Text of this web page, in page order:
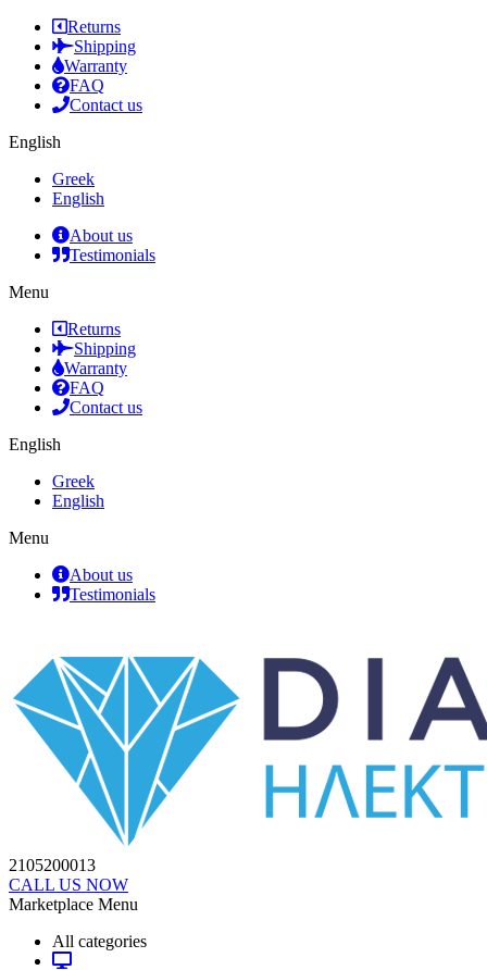
Returns
Shipping
Warranty
FAQ
Contact us
English
Greek
English
About us
Testimonials
Menu
Returns
Shipping
Warranty
FAQ
Contact us
English
Greek
English
Menu
About us
Testimonials
2105200013
CALL US NOW
Marketplace Menu
All categories